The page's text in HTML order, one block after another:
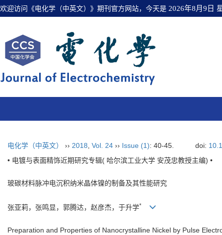
欢迎访问《电化学（中英文）》期刊官方网站，今天是 2026年8月9日
电化学（中英文） ›› 2018 Vol. 24 ›› Issue (1): 40-45. doi:
• 电镀与表面精饰近期研究专辑( 哈尔滨工业大学 安茂忠教授主编) •
玻碳材料脉冲电沉积纳米晶体镍的制备及其性能研究
张亚莉，张鸣显，郭腾达，赵彦杰，于升学*
Preparation and Properties of Nanocrystalline Nickel by Pulse